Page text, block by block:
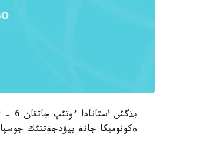
ةكونوميكا جانة بيؤدجةتتئك